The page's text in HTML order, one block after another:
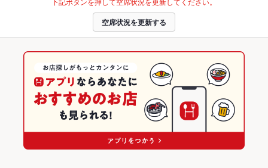
空席状況を更新する